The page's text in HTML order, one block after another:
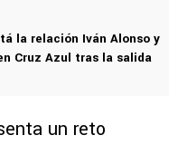
la relación Iván Alonso y
Cruz Azul tras la salida
un reto